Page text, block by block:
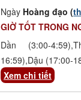
Ngày Hoàng đạo (
GIỜ TỐT TRONG
Dần (3:00-
16:59),Dậu (17:00-
Xem chi tiết